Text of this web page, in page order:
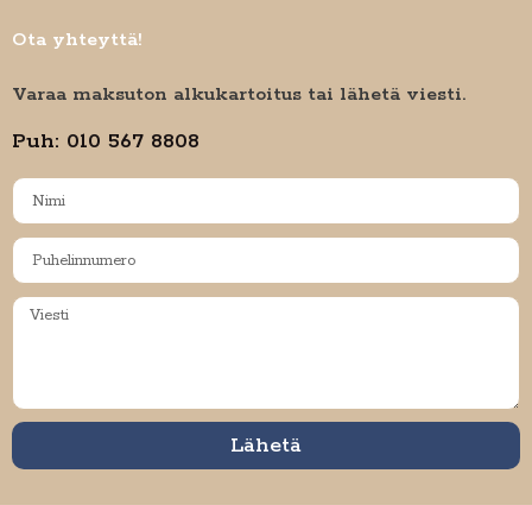
Ota yhteyttä!
Varaa maksuton alkukartoitus tai lähetä viesti.
Puh: 010 567 8808
Lähetä